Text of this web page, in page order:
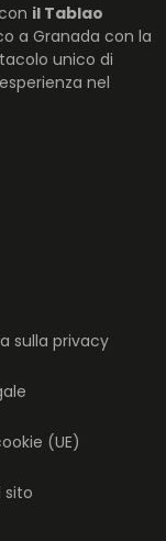
il Tablao
a Granada con la
unico di
nel
sulla privacy
(UE)
sito